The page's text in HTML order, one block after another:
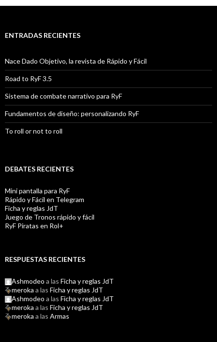
ENTRADAS RECIENTES
Nace Dado Objetivo, la revista de Rápido y Fácil
Road to RyF 3.5
Sistema de combate narrativo para RyF
Fundamentos de diseño: personalizando RyF
To roll or not to roll
DEBATES RECIENTES
Mini pantalla para RyF
Rápido y Fácil en Telegram
Ficha y reglas JdT
Juego de Tronos rápido y fácil
RyF Piratas en Rol+
RESPUESTAS RECIENTES
Ashmodeo a las Ficha y reglas JdT
meroka a las Ficha y reglas JdT
Ashmodeo a las Ficha y reglas JdT
meroka a las Ficha y reglas JdT
meroka a las Armas